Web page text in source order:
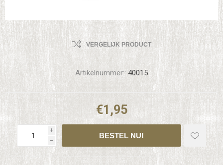
VERGELIJK PRODUCT
Artikelnummer:: 40015
€1,95
i
h